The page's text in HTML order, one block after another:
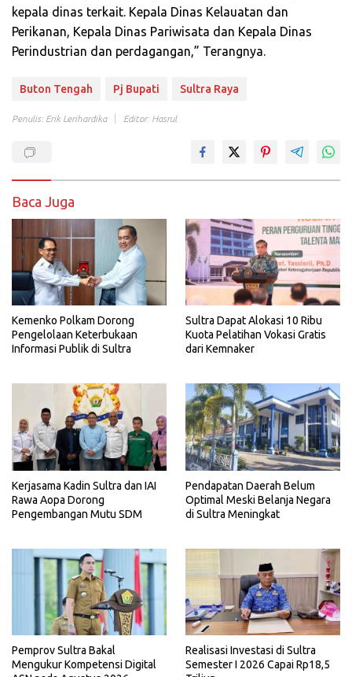
kepala dinas terkait. Kepala Dinas Kelauatan dan
Perikanan, Kepala Dinas Pariwisata dan Kepala Dinas
Perindustrian dan perdagangan,” Terangnya.
Buton Tengah Pj Bupati Sultra Raya
Penulis: Erik Lerihardika Editor: Hasrul
Baca Juga
Kemenko Polkam Dorong
Pengelolaan Keterbukaan
Informasi Publik di Sultra
Sultra Dapat Alokasi 10 Ribu
Kuota Pelatihan Vokasi Gratis
dari Kemnaker
Kerjasama Kadin Sultra dan IAI
Rawa Aopa Dorong
Pengembangan Mutu SDM
Pendapatan Daerah Belum
Optimal Meski Belanja Negara
di Sultra Meningkat
Pemprov Sultra Bakal
Mengukur Kompetensi Digital
Realisasi Investasi di Sultra
Semester I 2026 Capai Rp18,5